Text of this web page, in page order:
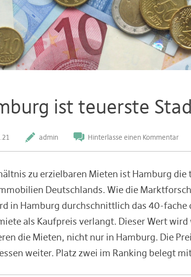
ist teuerste
admin Hinterlasse einen Kommentar
zu erzielbaren Mieten ist Hamburg
Deutschlands. Wie die
in Hamburg durchschnittlich das 40-
als Kaufpreis verlangt. Dieser Wert
die Mieten, nicht nur in Hamburg. Die
weiter. Platz zwei im Ranking belegt